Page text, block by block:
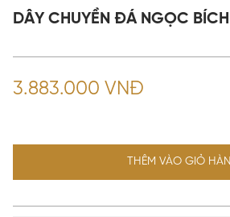
DÂY CHUYỀN ĐÁ NGỌC
3.883.000 VNĐ
THÊM VÀO GIỎ